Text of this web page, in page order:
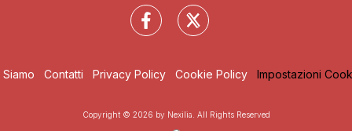
Siamo Contatti Privacy Policy Cookie Policy Impostazioni
Copyright © 2026 by Nexilia. All Rights Reserved